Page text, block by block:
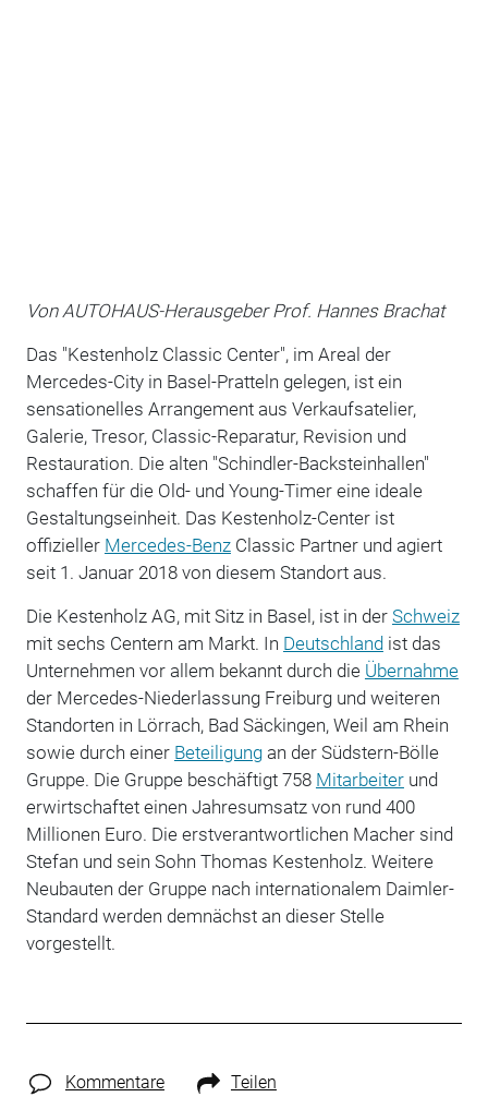
Von AUTOHAUS-Herausgeber Prof. Hannes Brachat
Das "Kestenholz Classic Center", im Areal der
Mercedes-City in Basel-Pratteln gelegen, ist ein
sensationelles Arrangement aus Verkaufsatelier,
Galerie, Tresor, Classic-Reparatur, Revision und
Restauration. Die alten "Schindler-Backsteinhallen"
schaffen für die Old- und Young-Timer eine ideale
Gestaltungseinheit. Das Kestenholz-Center ist
offizieller Mercedes-BenzClassic Partner und agiert
seit 1. Januar 2018 von diesem Standort aus.
Die Kestenholz AG, mit Sitz in Basel, ist in der Schweiz
mit sechs Centern am Markt. In Deutschlandist das
Unternehmen vor allem bekannt durch die Übernahme
der Mercedes-Niederlassung Freiburg und weiteren
Standorten in Lörrach, Bad Säckingen, Weil am Rhein
sowie durch einer Beteiligungan der Südstern-Bölle
Gruppe. Die Gruppe beschäftigt 758 Mitarbeiterund
erwirtschaftet einen Jahresumsatz von rund 400
Millionen Euro. Die erstverantwortlichen Macher sind
Stefan und sein Sohn Thomas Kestenholz. Weitere
Neubauten der Gruppe nach internationalem Daimler-
Standard werden demnächst an dieser Stelle
vorgestellt.
Kommentare Teilen